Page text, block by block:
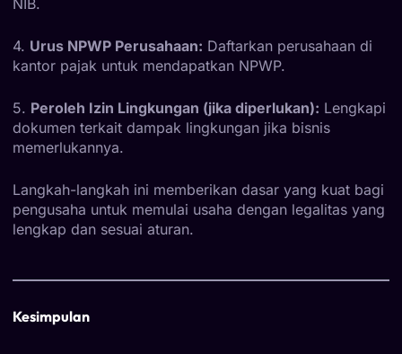
4. Urus NPWP Perusahaan: Daftarkan perusahaan di
kantor pajak untuk mendapatkan NPWP.
5. Peroleh Izin Lingkungan (jika diperlukan): Lengkapi
dokumen terkait dampak lingkungan jika bisnis
memerlukannya.
Langkah-langkah ini memberikan dasar yang kuat bagi
pengusaha untuk memulai usaha dengan legalitas yang
lengkap dan sesuai aturan.
Kesimpulan